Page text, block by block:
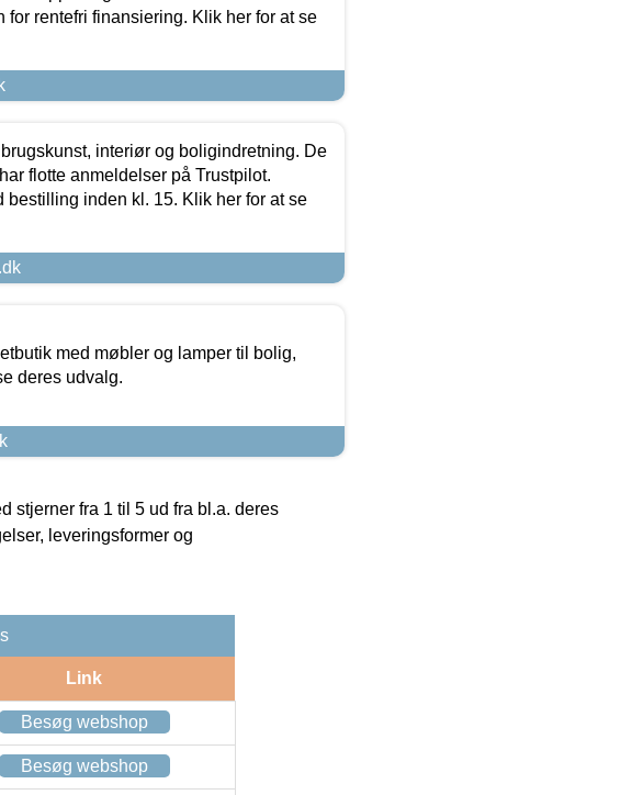
rentefri finansiering. Klik her for at se
interiør og boligindretning. De
flotte anmeldelser på Trustpilot.
inden kl. 15. Klik her for at se
med møbler og lamper til bolig,
deres udvalg.
stjerner fra 1 til 5 ud fra bl.a. deres
leveringsformer og
Link
Besøg webshop
Besøg webshop